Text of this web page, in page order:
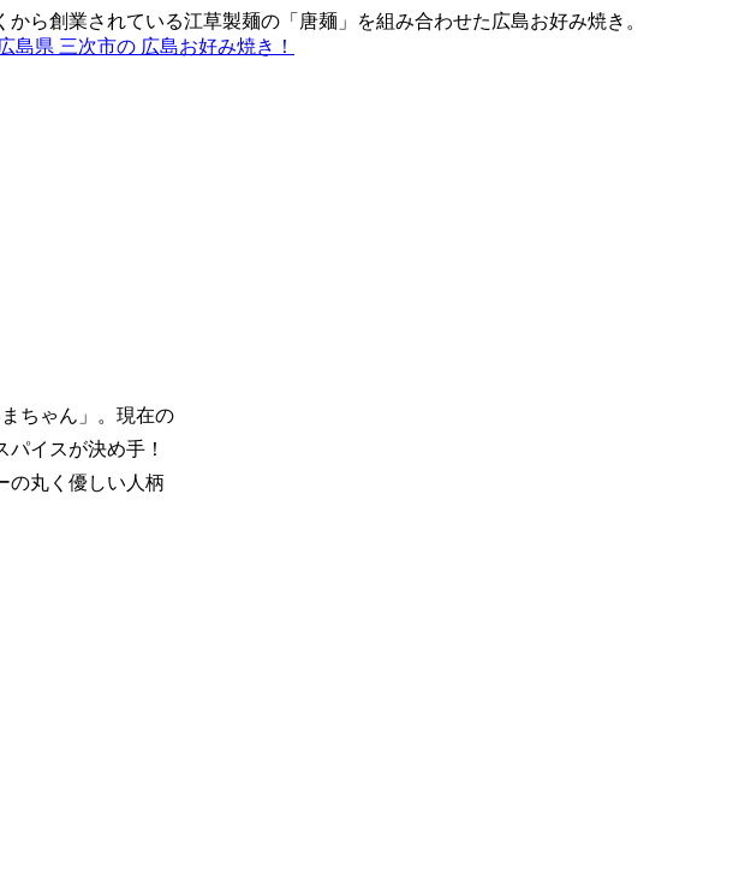
ら創業されている江草製麺の「唐麺」を組み合わせた広島お好み焼き。
ちゃん」。現在の
イスが決め手！
の丸く優しい人柄